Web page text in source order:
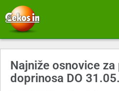
Najniže osnovice za
doprinosa DO